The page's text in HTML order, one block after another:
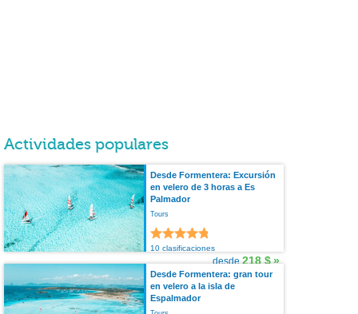
Actividades populares
Desde Formentera: Excursión
en velero de 3 horas a Es
Palmador
Tours
10 clasificaciones
desde218 $»
Desde Formentera: gran tour
en velero a la isla de
Espalmador